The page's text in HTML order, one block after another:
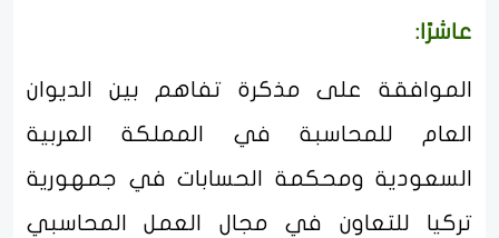
عاشرًا:
الموافقة على مذكرة تفاهم بين الديوان
العام للمحاسبة في المملكة العربية
السعودية ومحكمة الحسابات في جمهورية
تركيا للتعاون في مجال العمل المحاسبي